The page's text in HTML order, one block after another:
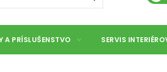
A PRÍSLUŠENSTVO SERVIS